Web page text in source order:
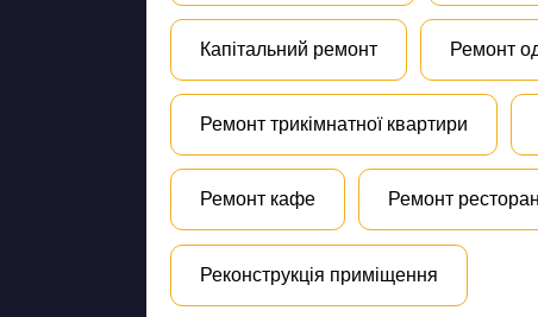
Капітальний ремонт Ремонт
Ремонт трикімнатної квартири
Ремонт кафе Ремонт
Реконструкція приміщення